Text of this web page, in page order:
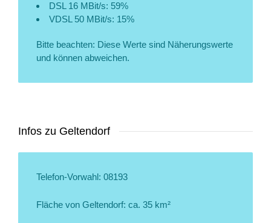
DSL 16 MBit/s: 59%
VDSL 50 MBit/s: 15%
Bitte beachten: Diese Werte sind Näherungswerte
und können abweichen.
Infos zu Geltendorf
Telefon-Vorwahl: 08193
Fläche von Geltendorf: ca. 35 km²